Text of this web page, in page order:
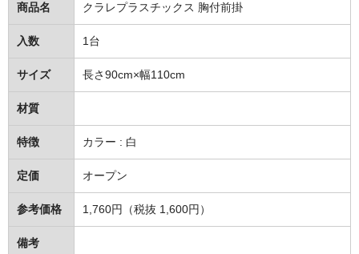
洗濯用洗剤
お風呂用洗剤
トイレ用洗剤
カビ除去・防止剤
排水口クリーナー
衛生用品
抗菌・除菌剤
商品名 クラレプラスチックス 胸付前掛
入数 1台
サイズ 長さ90cm×幅110cm
材質
特徴 カラー : 白
定価 オープン
参考価格 1,760円（税抜 1,600円）
備考